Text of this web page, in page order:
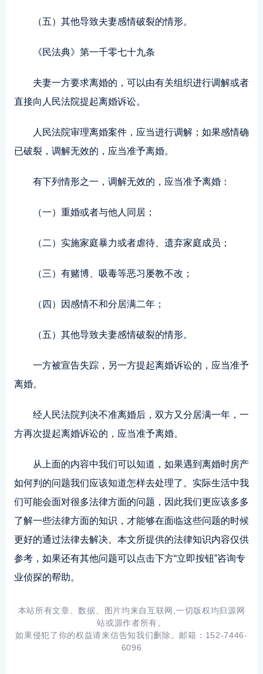
（五）其他导致夫妻感情破裂的情形。
《民法典》第一千零七十九条
夫妻一方要求离婚的，可以由有关组织进行调解或者
直接向人民法院提起离婚诉讼。
人民法院审理离婚案件，应当进行调解；如果感情确
已破裂，调解无效的，应当准予离婚。
有下列情形之一，调解无效的，应当准予离婚：
（一）重婚或者与他人同居；
（二）实施家庭暴力或者虐待、遗弃家庭成员；
（三）有赌博、吸毒等恶习屡教不改；
（四）因感情不和分居满二年；
（五）其他导致夫妻感情破裂的情形。
一方被宣告失踪，另一方提起离婚诉讼的，应当准予
离婚。
经人民法院判决不准离婚后，双方又分居满一年，一
方再次提起离婚诉讼的，应当准予离婚。
从上面的内容中我们可以知道，如果遇到离婚时房产
如何判的问题我们应该知道怎样去处理了。实际生活中我
们可能会面对很多法律方面的问题，因此我们更应该多多
了解一些法律方面的知识，才能够在面临这些问题的时候
更好的通过法律去解决。本文所提供的法律知识内容仅供
参考，如果还有其他问题可以点击下方“立即按钮”咨询专
业侦探的帮助。
本站所有文章、数据、图片均来自互联网,一切版权均归源网
站或源作者所有。
如果侵犯了你的权益请来信告知我们删除。邮箱：152-7446-
6096